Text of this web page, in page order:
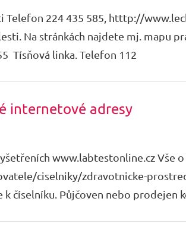
Telefon 224 435 585, htttp://
Na stránkách najdete mj. mapu
Tísňová linka. Telefon 112
internetové adresy
www.labtestonline.cz Vše
ciselniky/zdravotnicke-
číselníku. Půjčoven nebo prodejen